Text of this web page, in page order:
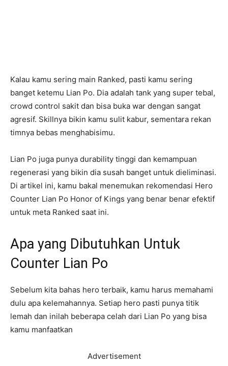
Kalau kamu sering main Ranked, pasti kamu sering
banget ketemu Lian Po. Dia adalah tank yang super tebal,
crowd control sakit dan bisa buka war dengan sangat
agresif. Skillnya bikin kamu sulit kabur, sementara rekan
timnya bebas menghabisimu.
Lian Po juga punya durability tinggi dan kemampuan
regenerasi yang bikin dia susah banget untuk dieliminasi.
Di artikel ini, kamu bakal menemukan rekomendasi Hero
Counter Lian Po Honor of Kings yang benar benar efektif
untuk meta Ranked saat ini.
Apa yang Dibutuhkan Untuk
Counter Lian Po
Sebelum kita bahas hero terbaik, kamu harus memahami
dulu apa kelemahannya. Setiap hero pasti punya titik
lemah dan inilah beberapa celah dari Lian Po yang bisa
kamu manfaatkan
Advertisement